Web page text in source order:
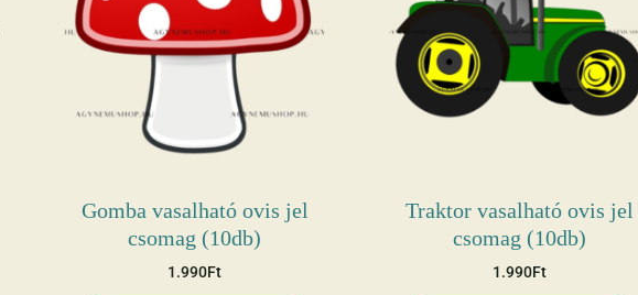
Gomba vasalható ovis jel
csomag (10db)
1.990Ft
Traktor vasalható ovis jel
csomag (10db)
1.990Ft